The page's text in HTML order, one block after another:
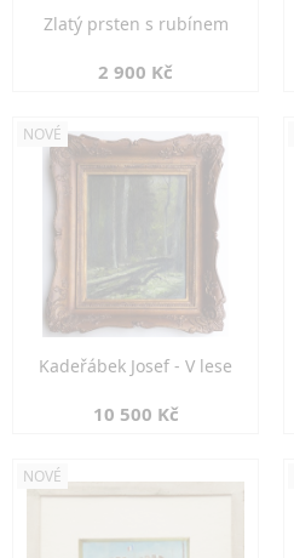
Zlatý prsten s rubínem
2 900 Kč
NOVÉ
Kadeřábek Josef - V lese
10 500 Kč
NOVÉ